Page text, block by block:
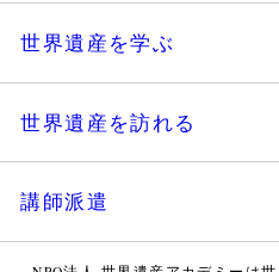
法人会員・協賛団体／
展示会
ツアー情報
世界遺産を学ぶ
世界遺産検定 公式HP
世界遺産を訪れる
講師派遣
WHA認定講師につい